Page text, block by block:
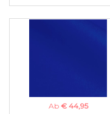
Ab € 44,95